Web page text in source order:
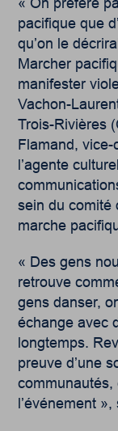
« On préfère
pacifique que
qu’on le
Marcher
manifester
Vachon-
Trois-Rivières
Flamand,
l’agente
sein du comité
marche
« Des gens
retrouve
gens danser,
échange avec
longtemps.
preuve d’une
communautés,
l’événement